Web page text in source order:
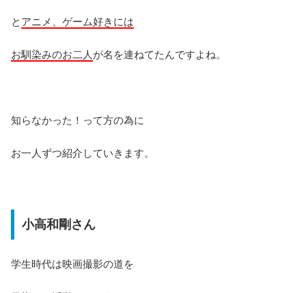
と アニメ、ゲーム好きには
お馴染みのお二人 が名を連ねてたんですよね。
知らなかった！って方の為に
お一人ずつ紹介していきます。
小高和剛さん
学生時代は映画撮影の道を